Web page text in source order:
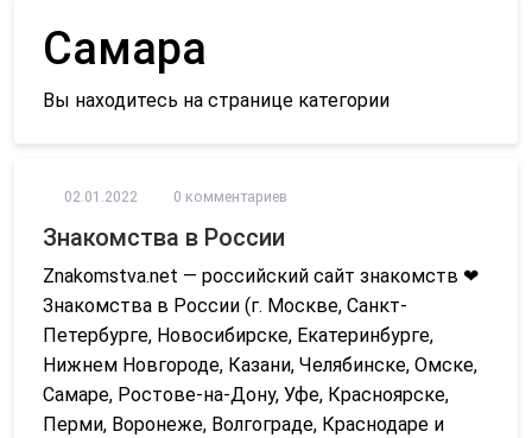
Самара
Вы находитесь на странице категории
02.01.2022 0 комментариев
Знакомства в России
Znakomstva.net — российский сайт знакомств ❤
Знакомства в России (г. Москве, Санкт-
Петербурге, Новосибирске, Екатеринбурге,
Нижнем Новгороде, Казани, Челябинске, Омске,
Самаре, Ростове-на-Дону, Уфе, Красноярске,
Перми, Воронеже, Волгограде, Краснодаре и